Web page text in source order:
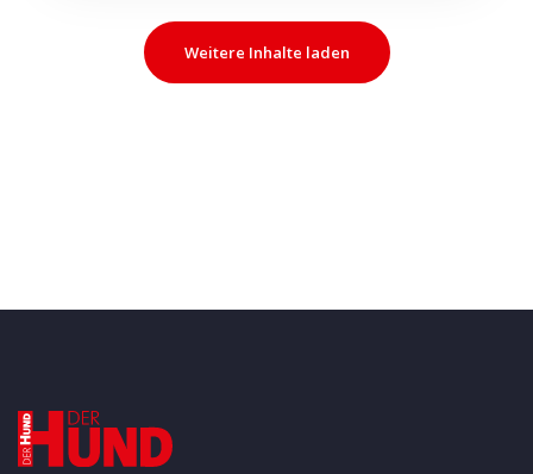
Weitere Inhalte laden